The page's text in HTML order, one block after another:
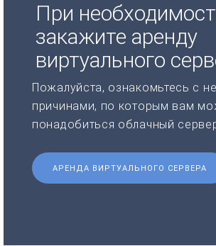
При
закажите аренду
виртуального
Пожалуйста, ознакомьтесь с
причинами, по которым вам
понадобиться облачный
АРЕНДА ВИРТУАЛЬНОГО СЕРВЕРА